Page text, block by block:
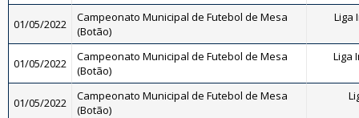
01/05/2022
Campeonato Municipal de Futebol de Mesa
(Botão)
Liga
01/05/2022
Campeonato Municipal de Futebol de Mesa
(Botão)
Liga
01/05/2022
Campeonato Municipal de Futebol de Mesa
(Botão)